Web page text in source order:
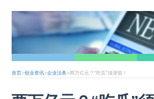
首页>创业资讯>企业法务>两万亿元？“吃瓜”须谨慎！